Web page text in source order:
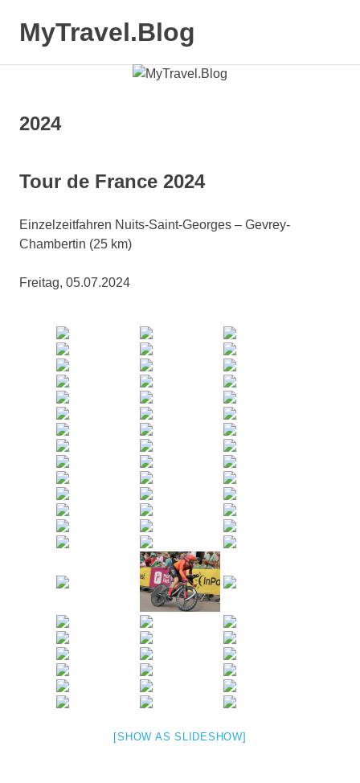
Inhalt
springen
MyTravel.Blog
2024
Tour de France 2024
Einzelzeitfahren Nuits-Saint-Georges – Gevrey-
Chambertin (25 km)
Freitag, 05.07.2024
[SHOW AS SLIDESHOW]